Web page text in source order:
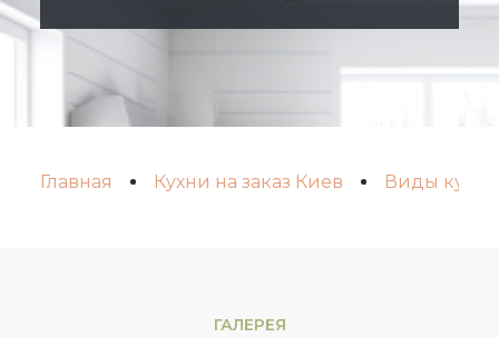
Главная Кухни на заказ Киев Виды
ГАЛЕРЕЯ